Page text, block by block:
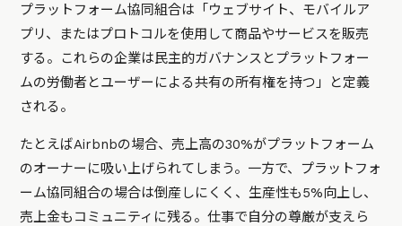
プラットフォーム協同組合は「ウェブサイト、モバイルア
プリ、またはプロトコルを使用して商品やサービスを販売
する。これらの企業は民主的ガバナンスとプラットフォー
ムの労働者とユーザーによる共有の所有権を持つ」と定義
される。
たとえばAirbnbの場合、売上高の30%がプラットフォーム
のオーナーに吸い上げられてしまう。一方で、プラットフォ
ーム協同組合の場合は倒産しにくく、生産性も5%向上し、
売上金もコミュニティに残る。仕事で自分の尊厳が支えら